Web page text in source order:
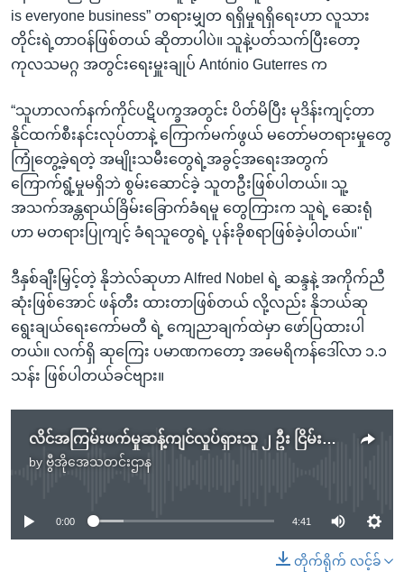
is everyone business” တရားမျှတ ရရှိမှုရရှိရေးဟာ လူသား
တိုင်းရဲ့တာဝန်ဖြစ်တယ် ဆိုတာပါပဲ။ သူနဲ့ပတ်သက်ပြီးတော့
ကုလသမဂ္ဂ အတွင်းရေးမှူးချုပ် António Guterres က
“သူဟာလက်နက်ကိုင်ပဋိပက္ခအတွင်း ပိတ်မိပြီး မုဒိန်းကျင့်တာ
နိုင်ထက်စီးနင်းလုပ်တာနဲ့ ကြောက်မက်ဖွယ် မတော်မတရားမှုတွေ
ကြုံတွေ့ခဲ့ရတဲ့ အမျိုးသမီးတွေရဲ့အခွင့်အရေးအတွက်
ကြောက်ရွံ့မှုမရှိဘဲ စွမ်းဆောင်ခဲ့ သူတဦးဖြစ်ပါတယ်။ သူ့
အသက်အန္တရာယ်ခြိမ်းခြောက်ခံရမူ တွေကြားက သူရဲ့ ဆေးရုံ
ဟာ မတရားပြုကျင့် ခံရသူတွေရဲ့ ပုန်းခိုစရာဖြစ်ခဲ့ပါတယ်။"
ဒီနှစ်ချီးမြှင့်တဲ့ နိုဘဲလ်ဆုဟာ Alfred Nobel ရဲ့ ဆန္ဒနဲ့ အကိုက်ညီ
ဆုံးဖြစ်အောင် ဖန်တီး ထားတာဖြစ်တယ် လို့လည်း နိုဘယ်ဆု
ရွေးချယ်ရေးကော်မတီ ရဲ့ ကျေညာချက်ထဲမှာ ဖော်ပြထားပါ
တယ်။ လက်ရှိ ဆုကြေး ပမာဏကတော့ အမေရိကန်ဒေါ်လာ ၁.၁
သန်း ဖြစ်ပါတယ်ခင်ဗျား။
လိင်အကြမ်းဖက်မှုဆန့်ကျင်လှုပ်ရှားသူ ၂ ဦး ငြိမ်းချမ်းရေးနိုဘယ်ဆုရ
by ဗွီအိုအေသတင်းဌာန
No media source currently available
0:00 4:41
တိုက်ရိုက် လင့်ခ်